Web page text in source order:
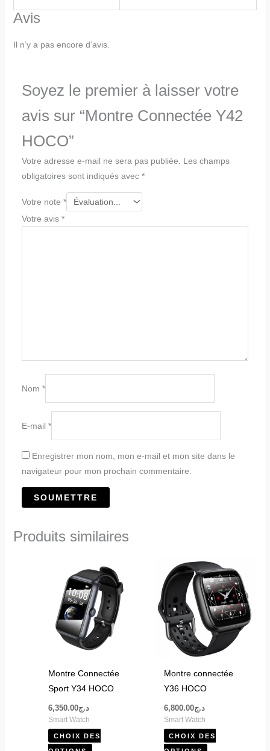
Avis
Il n’y a pas encore d’avis.
Soyez le premier à laisser votre
avis sur “Montre Connectée Y42
HOCO”
Votre adresse e-mail ne sera pas publiée.
Les champs
obligatoires sont indiqués avec *
Votre note *
Votre avis *
Nom *
E-mail *
Enregistrer mon nom, mon e-mail et mon site dans le
navigateur pour mon prochain commentaire.
Produits similaires
Montre Connectée
Sport Y34 HOCO
د.ج6,350.00
Smart Watch
CHOIX DES
produit
a
plusieurs
variations.
Les
options
la
page
Montre connectée
Y36 HOCO
د.ج6,800.00
Smart Watch
CHOIX DES
Ce
produit
a
plusieurs
variations.
Les
options
la
page